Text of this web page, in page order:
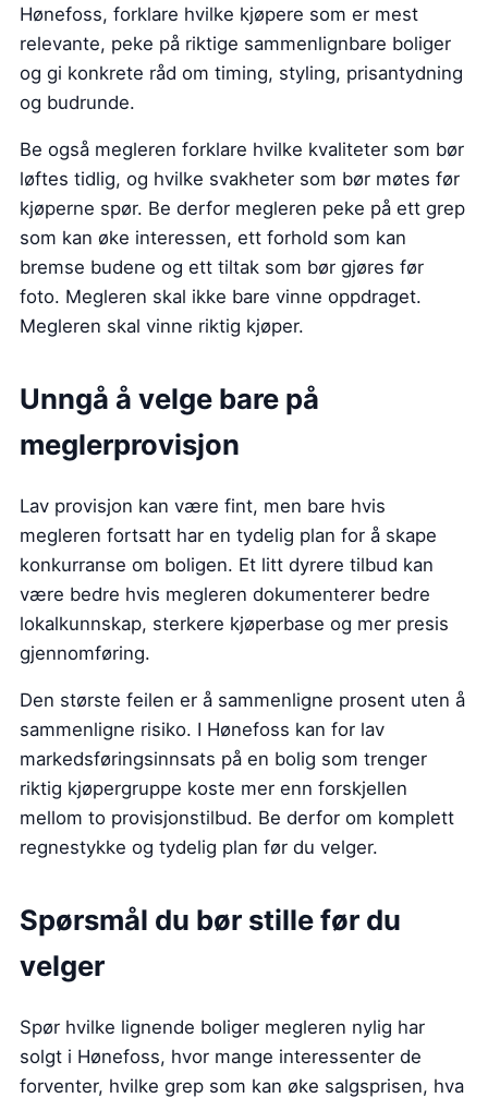
Hønefoss, forklare hvilke kjøpere som er mest
relevante, peke på riktige sammenlignbare boliger
og gi konkrete råd om timing, styling, prisantydning
og budrunde.
Be også megleren forklare hvilke kvaliteter som bør
løftes tidlig, og hvilke svakheter som bør møtes før
kjøperne spør. Be derfor megleren peke på ett grep
som kan øke interessen, ett forhold som kan
bremse budene og ett tiltak som bør gjøres før
foto. Megleren skal ikke bare vinne oppdraget.
Megleren skal vinne riktig kjøper.
Unngå å velge bare på
meglerprovisjon
Lav provisjon kan være fint, men bare hvis
megleren fortsatt har en tydelig plan for å skape
konkurranse om boligen. Et litt dyrere tilbud kan
være bedre hvis megleren dokumenterer bedre
lokalkunnskap, sterkere kjøperbase og mer presis
gjennomføring.
Den største feilen er å sammenligne prosent uten å
sammenligne risiko. I Hønefoss kan for lav
markedsføringsinnsats på en bolig som trenger
riktig kjøpergruppe koste mer enn forskjellen
mellom to provisjonstilbud. Be derfor om komplett
regnestykke og tydelig plan før du velger.
Spørsmål du bør stille før du
velger
Spør hvilke lignende boliger megleren nylig har
solgt i Hønefoss, hvor mange interessenter de
forventer, hvilke grep som kan øke salgsprisen, hva